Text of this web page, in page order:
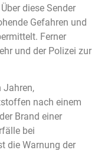
diese Sender
Gefahren und
Ferner
und der Polizei zur
Jahren,
nach einem
Brand einer
bei
die Warnung der